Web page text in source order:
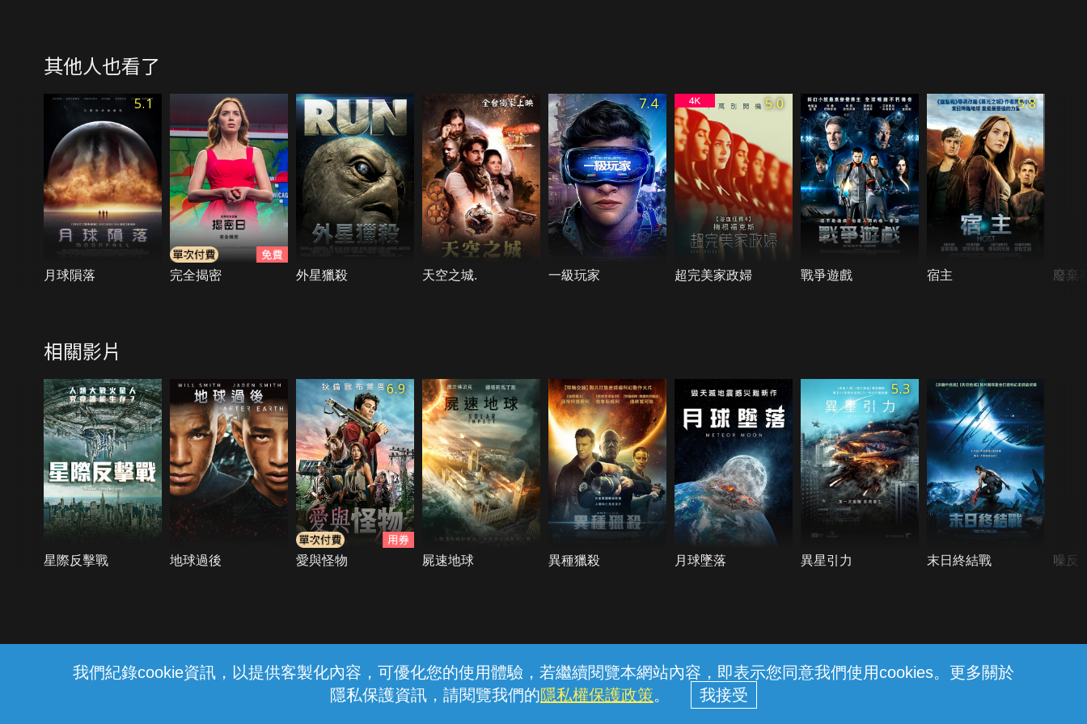
我們紀錄cookie資訊，以提供客製化內容，可優化您的使用體驗，若繼續閱覽本網站內容，即表示您同意我們使用cookies。更多關於
隱私保護資訊，請閱覽我們的隱私權保護政策。
其他人也看了
5.1
月球隕落 完全揭密 外星獵殺 天空之城.
7.4
一級玩家
5.0
超完美家政婦 戰爭遊戲
5.8
宿主 廢棄
相關影片
星際反擊戰 地球過後
6.9
愛與怪物 屍速地球 異種獵殺 月球墜落
5.3
異星引力 末日終結戰 噪反
線上客服 服務條款 隱私權保護
中華電信股份有限公司個人家庭分公司 (統一編號：96979949) © 2026